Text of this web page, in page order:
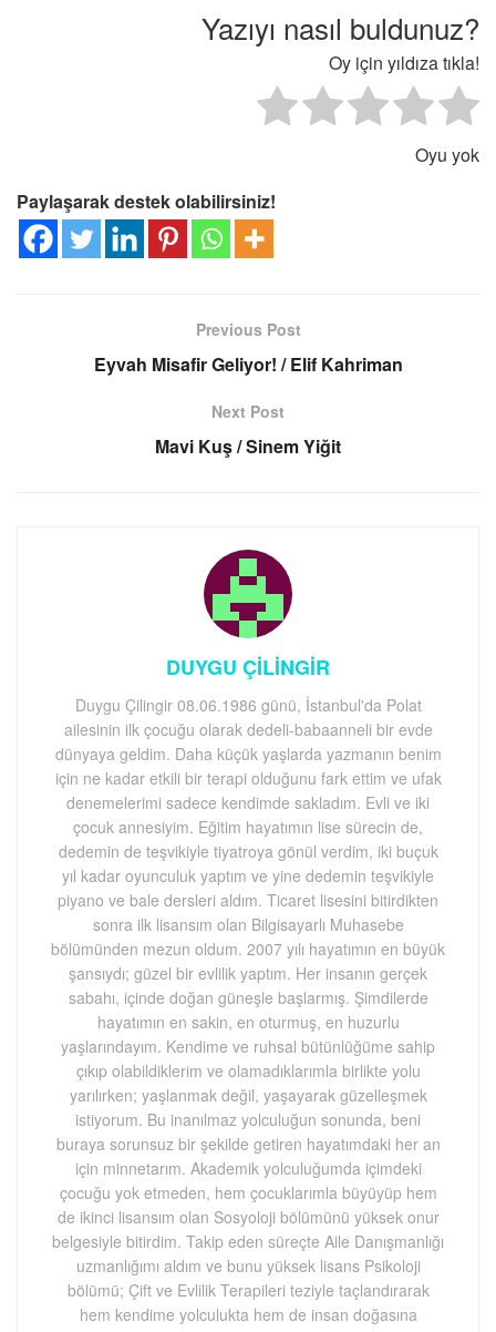
Yazıyı nasıl buldunuz?
Oy için yıldıza tıkla!
Oyu yok
Paylaşarak destek olabilirsiniz!
Previous Post
Eyvah Misafir Geliyor! / Elif Kahriman
Next Post
Mavi Kuş / Sinem Yiğit
DUYGU ÇİLİNGİR
Duygu Çilingir 08.06.1986 günü, İstanbul'da Polat
ailesinin ilk çocuğu olarak dedeli-babaanneli bir evde
dünyaya geldim. Daha küçük yaşlarda yazmanın benim
için ne kadar etkili bir terapi olduğunu fark ettim ve ufak
denemelerimi sadece kendimde sakladım. Evli ve iki
çocuk annesiyim. Eğitim hayatımın lise sürecin de,
dedemin de teşvikiyle tiyatroya gönül verdim, iki buçuk
yıl kadar oyunculuk yaptım ve yine dedemin teşvikiyle
piyano ve bale dersleri aldım. Ticaret lisesini bitirdikten
sonra ilk lisansım olan Bilgisayarlı Muhasebe
bölümünden mezun oldum. 2007 yılı hayatımın en büyük
şansıydı; güzel bir evlilik yaptım. Her insanın gerçek
sabahı, içinde doğan güneşle başlarmış. Şimdilerde
hayatımın en sakin, en oturmuş, en huzurlu
yaşlarındayım. Kendime ve ruhsal bütünlüğüme sahip
çıkıp olabildiklerim ve olamadıklarımla birlikte yolu
yarılırken; yaşlanmak değil, yaşayarak güzelleşmek
istiyorum. Bu inanılmaz yolculuğun sonunda, beni
buraya sorunsuz bir şekilde getiren hayatımdaki her an
için minnetarım. Akademik yolculuğumda içimdeki
çocuğu yok etmeden, hem çocuklarımla büyüyüp hem
de ikinci lisansım olan Sosyoloji bölümünü yüksek onur
belgesiyle bitirdim. Takip eden süreçte Aile Danışmanlığı
uzmanlığımı aldım ve bunu yüksek lisans Psikoloji
bölümü; Çift ve Evlilik Terapileri teziyle taçlandırarak
hem kendime yolculukta hem de insan doğasına